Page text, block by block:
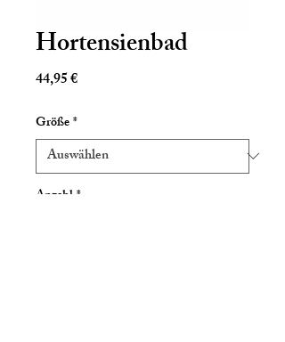
Hortensienbad
44,95 €Preis
Größe*
Anzahl *